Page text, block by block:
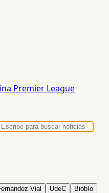
Premier League
Vial UdeC Biobío